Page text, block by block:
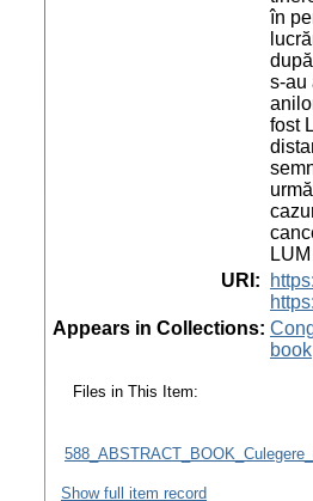
în
s-au
fost
URI :
Appears in Collections:
book
Files in This Item:
Show full item record